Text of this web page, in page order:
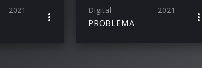
2021 Digital 2021
PROBLEMA